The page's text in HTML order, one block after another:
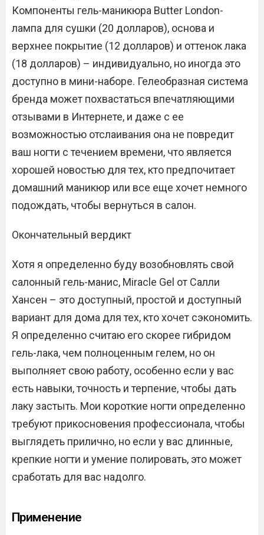
Компоненты гель-маникюра Butter London-
лампа для сушки (20 долларов), основа и
верхнее покрытие (12 долларов) и оттенок лака
(18 долларов) – индивидуально, но иногда это
доступно в мини-наборе. Гелеобразная система
бренда может похвастаться впечатляющими
отзывами в Интернете, и даже с ее
возможностью отслаивания она не повредит
ваш ногти с течением времени, что является
хорошей новостью для тех, кто предпочитает
домашний маникюр или все еще хочет немного
подождать, чтобы вернуться в салон.
Окончательный вердикт
Хотя я определенно буду возобновлять свой
салонный гель-манис, Miracle Gel от Салли
Хансен – это доступный, простой и доступный
вариант для дома для тех, кто хочет сэкономить.
Я определенно считаю его скорее гибридом
гель-лака, чем полноценным гелем, но он
выполняет свою работу, особенно если у вас
есть навыки, точность и терпение, чтобы дать
лаку застыть. Мои короткие ногти определенно
требуют прикосновения профессионала, чтобы
выглядеть прилично, но если у вас длинные,
крепкие ногти и умение полировать, это может
сработать для вас надолго.
Применение